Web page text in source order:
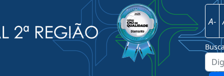
Justiça Federal - 2ª Região
Imagem
A-